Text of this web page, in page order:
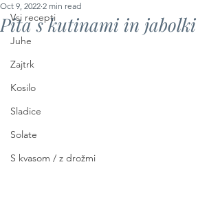
Vsi recepti
Juhe
Zajtrk
Kosilo
Sladice
Solate
S kvasom / z drožmi
Pita s kutinami in jabolki
Oct 9, 2022 2 min read